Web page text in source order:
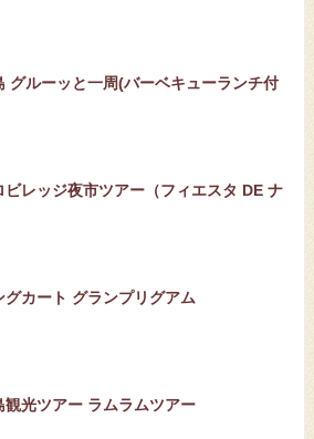
グルーッと一周(バーベキューランチ付
ビレッジ夜市ツアー（フィエスタ DE ナ
グカート グランプリグアム
観光ツアー ラムラムツアー